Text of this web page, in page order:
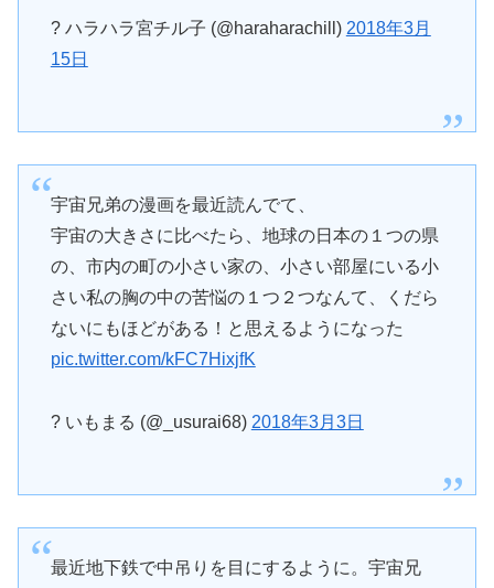
? ハラハラ宮チル子 (@haraharachill) 2018年3月
15日
宇宙兄弟の漫画を最近読んでて、
宇宙の大きさに比べたら、地球の日本の１つの県
の、市内の町の小さい家の、小さい部屋にいる小
さい私の胸の中の苦悩の１つ２つなんて、くだら
ないにもほどがある！と思えるようになった
pic.twitter.com/kFC7HixjfK
? いもまる (@_usurai68) 2018年3月3日
最近地下鉄で中吊りを目にするように。宇宙兄